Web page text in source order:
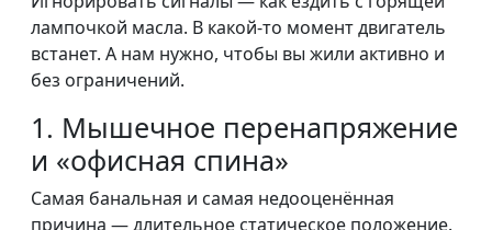
лампочкой масла. В какой-то момент двигатель
встанет. А нам нужно, чтобы вы жили активно и
без ограничений.
1. Мышечное перенапряжение
и «офисная спина»
Самая банальная и самая недооценённая
причина — длительное статическое положение.